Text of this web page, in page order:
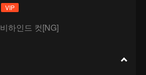
VIP
비하인드 컷[NG]